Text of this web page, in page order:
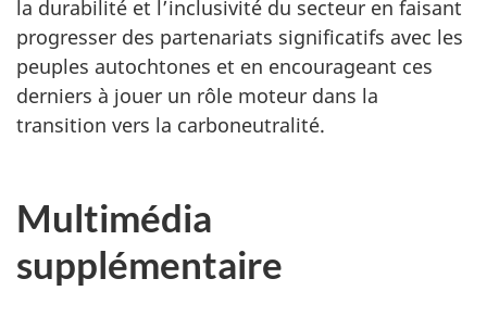
la durabilité et l’inclusivité du secteur en faisant
progresser des partenariats significatifs avec les
peuples autochtones et en encourageant ces
derniers à jouer un rôle moteur dans la
transition vers la carboneutralité.
Multimédia
supplémentaire